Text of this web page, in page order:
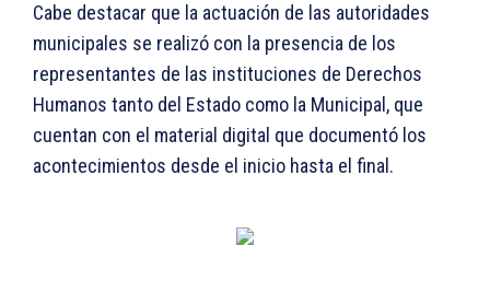
Cabe destacar que la actuación de las autoridades
municipales se realizó con la presencia de los
representantes de las instituciones de Derechos
Humanos tanto del Estado como la Municipal, que
cuentan con el material digital que documentó los
acontecimientos desde el inicio hasta el final.